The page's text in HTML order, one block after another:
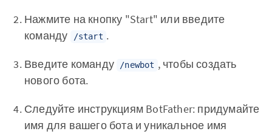
Нажмите на кнопку "Start" или введите
команду
/start .
Введите команду /newbot , чтобы создать
нового бота.
Следуйте инструкциям BotFather: придумайте
имя для вашего бота и уникальное имя